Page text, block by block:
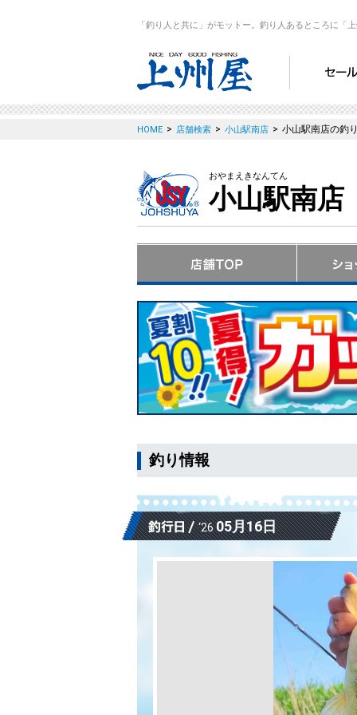
「釣り人と共に」がモットー。釣り人あるところに「
HOME > 店舗検索 > 小山駅南店 > 小山駅南店の釣
おやまえきなんてん
小山駅南店
釣り情報
‘2605月16日